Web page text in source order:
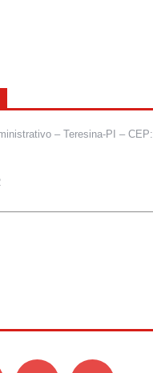
– Teresina-PI –